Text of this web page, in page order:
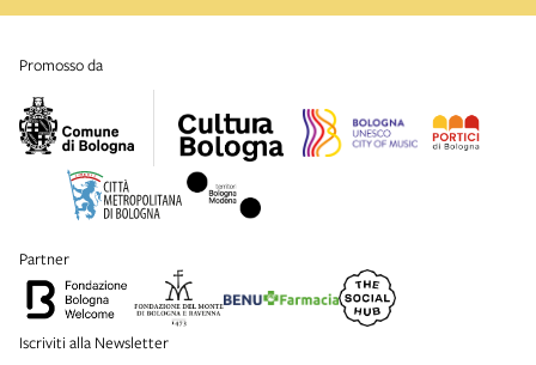
promosso da
partner
Iscriviti alla Newsletter